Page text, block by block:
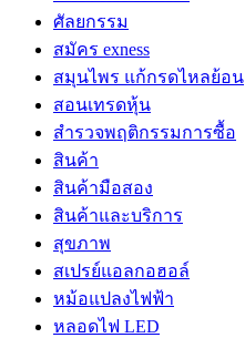
ศัลยกรรม
สมัคร exness
สมุนไพร แก้กรดไหลย้อน
สอนเทรดหุ้น
สำรวจพฤติกรรมการซื้อ
สินค้า
สินค้ามือสอง
สินค้าและบริการ
สุขภาพ
สเปรย์แอลกอฮอล์
หม้อแปลงไฟฟ้า
หลอดไฟ LED